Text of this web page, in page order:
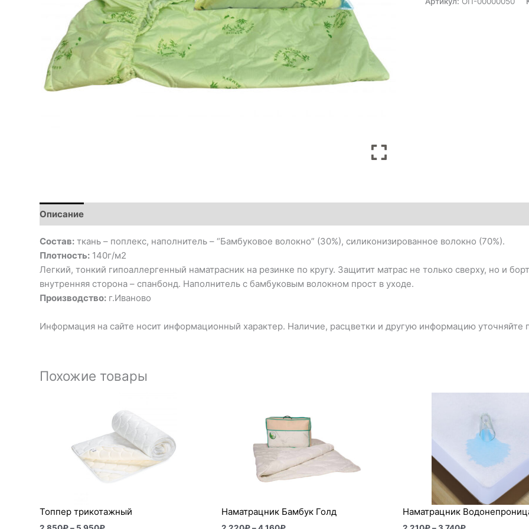
Описание
Состав: ткань – поплекс, наполнитель – “Бамбуковое волокно” (30%), силиконизированное волокно (70%).
Плотность: 140г/м2
Легкий, тонкий гипоаллергенный наматрасник на резинке по кругу. Защитит матрас не только сверху, но и
внутренняя сторона – спанбонд. Наполнитель с бамбуковым волокном прост в уходе.
Производство: г.Иваново
Информация на сайте носит информационный характер. Наличие, расцветки и другую информацию уточняйте
Похожие товары
Топпер трикотажный
850₽
–
Наматрацник Бамбук Голд
2
4
Наматрацник
210₽
3
740₽